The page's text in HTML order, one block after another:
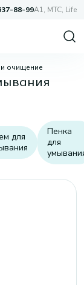
88-99A1, МТС, Life
очищение
для
Пенка
для